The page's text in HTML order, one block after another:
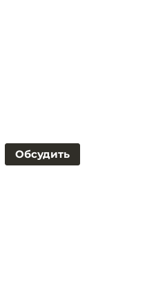
Обсудить